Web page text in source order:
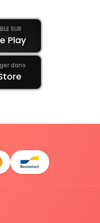
SUR
Play
dans